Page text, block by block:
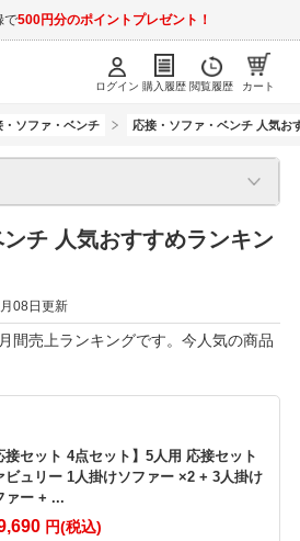
で500円分のポイントプレゼント！
ログイン 購入履歴 閲覧履歴 カート
・ソファ・ベンチ 応接・ソファ・ベンチ 人気お
チ 人気おすすめランキン
08日更新
間売上ランキングです。今人気の商品
接セット 4点セット】5人用 応接セット
ビュリー 1人掛けソファー ×2 + 3人掛け
ァー + ...
円(税込)